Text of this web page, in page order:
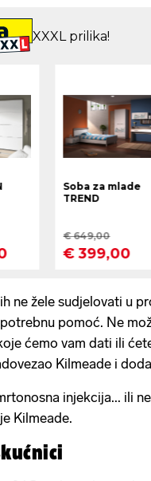
ne žele sudjelovati u
pomoć. Ne
ćemo vam dati ili
Kilmeade i
injekcija... ili
Kilmeade.